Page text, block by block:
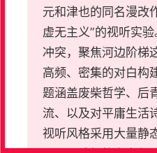
元和津也的同名漫改
虚无主义”的视听实
冲突，聚焦河边阶梯
高频、密集的对白构
题涵盖废柴哲学、后
流、以及对平庸生活
视听风格采用大量静